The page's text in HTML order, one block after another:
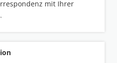
mit Ihrer